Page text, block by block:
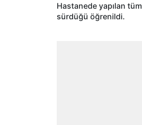
Hastanede yapılan
sürdüğü öğrenildi.